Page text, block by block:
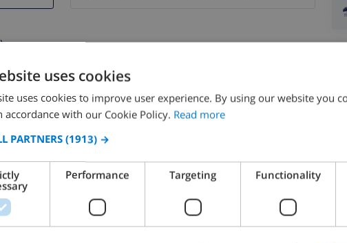
no es compartiran amb tercers.
agost 2026
uses cookies
uses cookies to improve user experience. By using our website you
accordance with our Cookie Policy. Read more
PARTNERS (1913) →
Performance Targeting Functionality